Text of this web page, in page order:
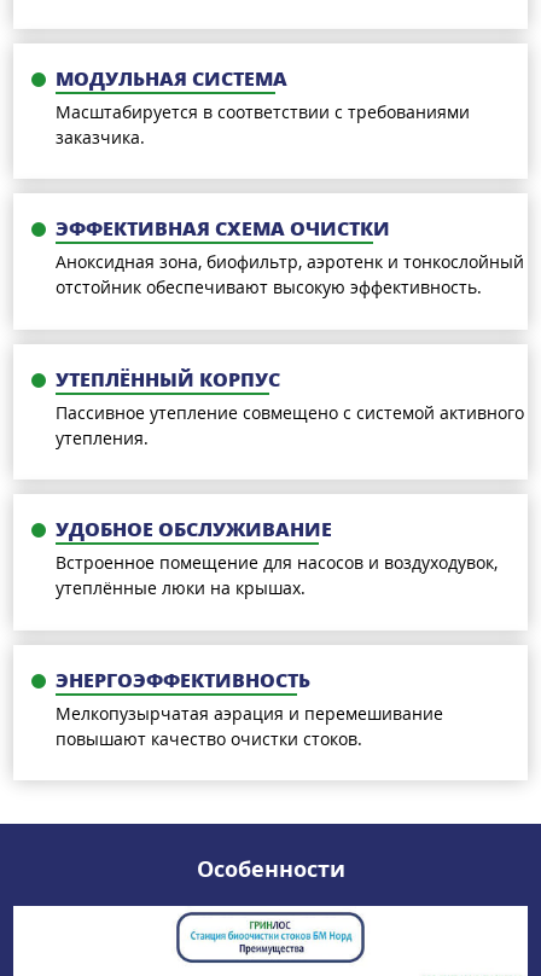
МОДУЛЬНАЯ СИСТЕМА
Масштабируется в соответствии с требованиями
заказчика.
ЭФФЕКТИВНАЯ СХЕМА ОЧИСТКИ
Аноксидная зона, биофильтр, аэротенк и тонкослойный
отстойник обеспечивают высокую эффективность.
УТЕПЛЁННЫЙ КОРПУС
Пассивное утепление совмещено с системой активного
утепления.
УДОБНОЕ ОБСЛУЖИВАНИЕ
Встроенное помещение для насосов и воздуходувок,
утеплённые люки на крышах.
ЭНЕРГОЭФФЕКТИВНОСТЬ
Мелкопузырчатая аэрация и перемешивание
повышают качество очистки стоков.
Особенности